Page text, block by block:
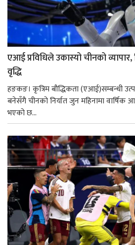
एआई प्रविधिले उकास्यो चीनको व्यापार,
वृद्धि
हङकङ। कृत्रिम बौद्धिकता (एआई)सम्बन्धी
बनेसँगै चीनको निर्यात जुन महिनामा वार्षिक
भएको छ...